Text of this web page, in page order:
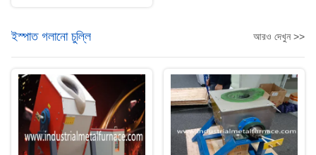
ইস্পাত গলানো চুল্লি আরও দেখুন >>